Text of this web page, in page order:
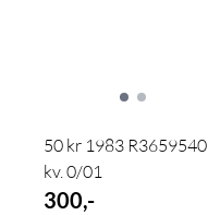
50 kr 1983 R3659540
kv. 0/01
300,-